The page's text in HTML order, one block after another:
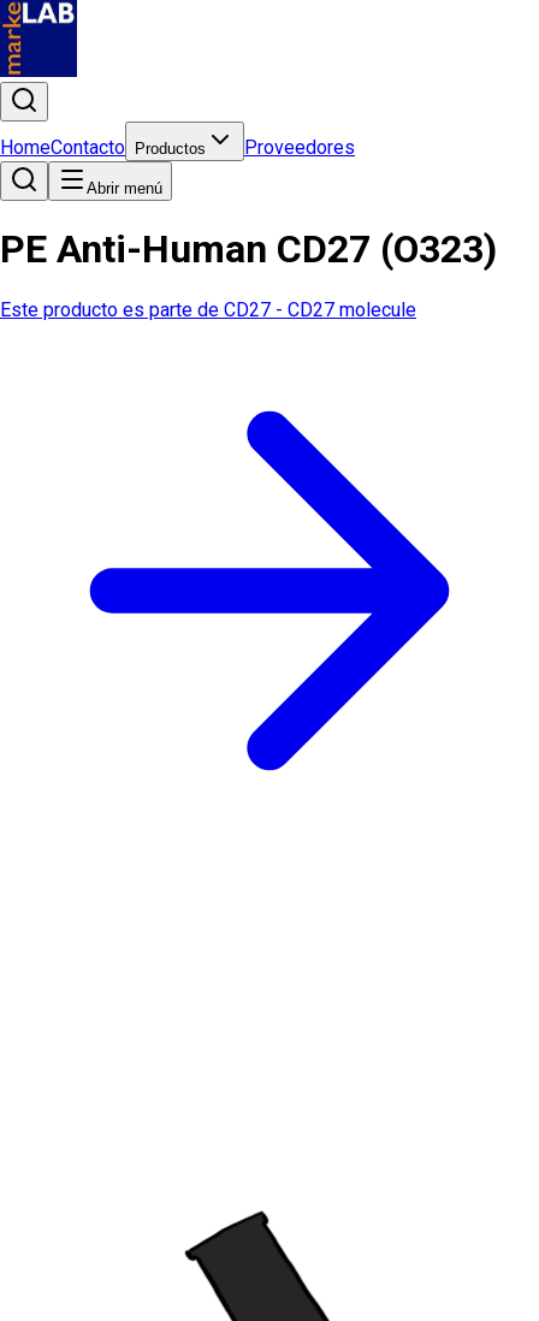
HomeContacto Productos Proveedores
Abrir menú
PE Anti-Human CD27 (O323)
Este producto es parte de CD27 - CD27 molecule